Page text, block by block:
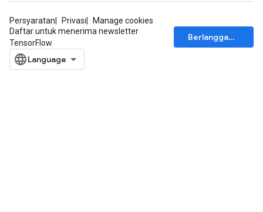
Persyaratan Privasi
Manage cookies
Daftar untuk menerima newsletter
TensorFlow
Berlangganan